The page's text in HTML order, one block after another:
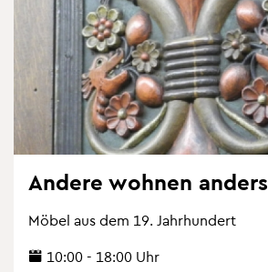
An­de­re woh­nen an­ders
Möbel aus dem 19. Jahr­hun­dert
10:00 - 18:00 Uhr